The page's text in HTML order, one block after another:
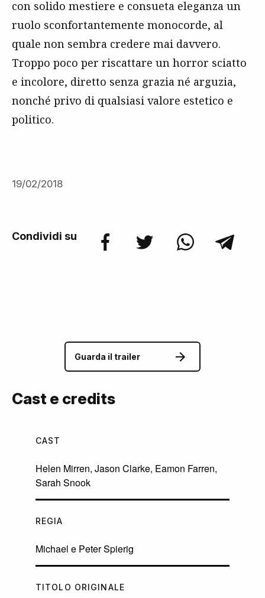
con solido mestiere e consueta eleganza un
ruolo sconfortantemente monocorde, al
quale non sembra credere mai davvero.
Troppo poco per riscattare un horror sciatto
e incolore, diretto senza grazia né arguzia,
nonché privo di qualsiasi valore estetico e
politico.
19/02/2018
Condividi su
Guarda il trailer
Cast e credits
CAST
Helen Mirren, Jason Clarke, Eamon Farren,
Sarah Snook
REGIA
Michael e Peter Spierig
TITOLO ORIGINALE